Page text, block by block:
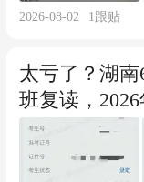
2026-08-02 1跟贴
太亏了？湖
班复读，